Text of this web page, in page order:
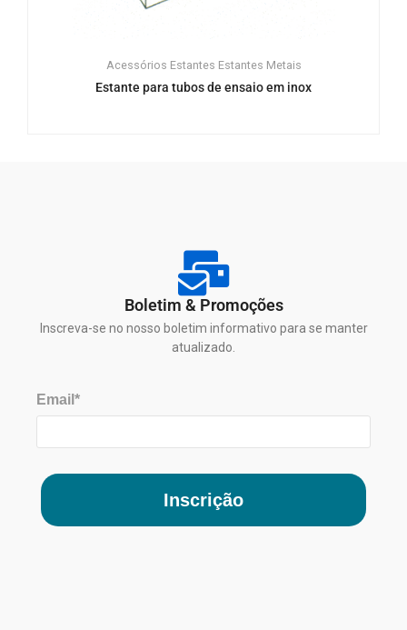
Acessórios Estantes Estantes Metais
Estante para tubos de ensaio em inox
Boletim & Promoções
Inscreva-se no nosso boletim informativo para se manter
atualizado.
Email*
Inscrição